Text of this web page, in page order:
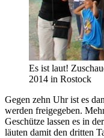
Es ist laut!
2014 in Rostock
Gegen zehn Uhr ist es
werden freigegeben.
Geschütze lassen es in
läuten damit den dritten